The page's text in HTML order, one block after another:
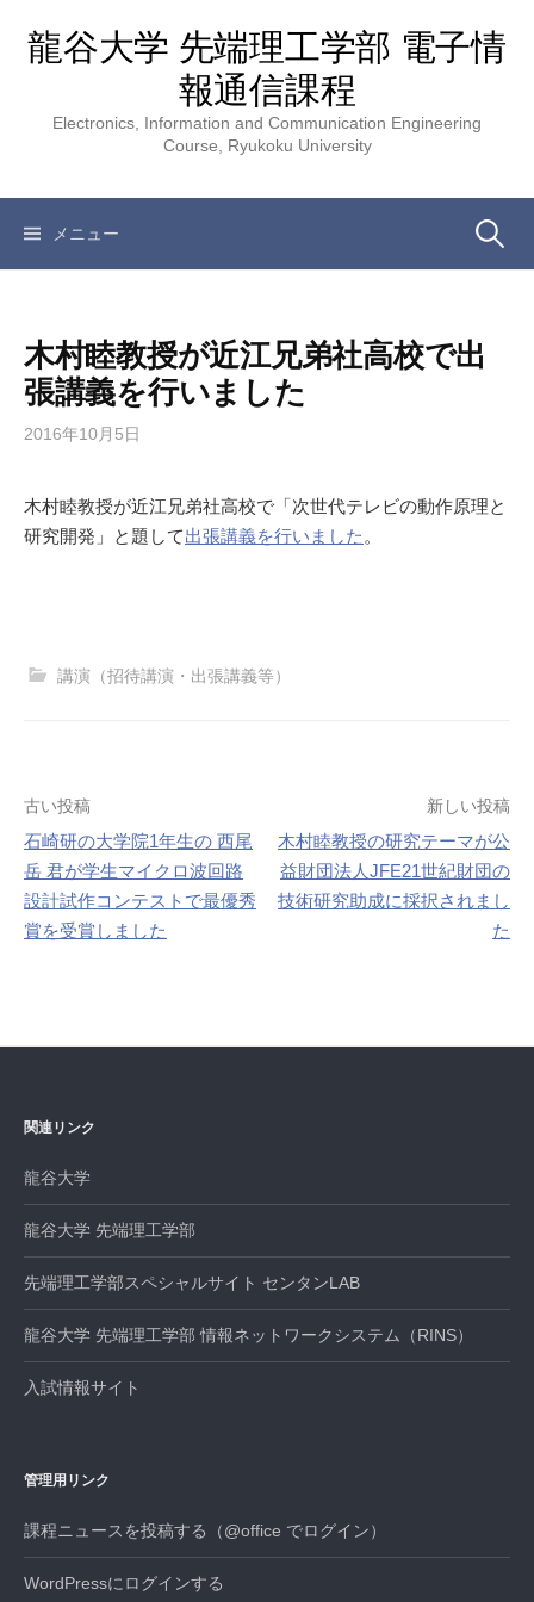
龍谷大学 先端理工学部 電子情
報通信課程
Electronics, Information and Communication Engineering
Course, Ryukoku University
メニュー 検
木村睦教授が近江兄弟社高校で出
張講義を行いました
2016年10月5日
木村睦教授が近江兄弟社高校で「次世代テレビの動作原理と
研究開発」と題して出張講義を行いました 。
講演（招待講演・出張講義等）
投
稿
ナ
ビ
ョ
古い投稿
石崎研の大学院1年生の 西尾
岳 君が学生マイクロ波回路
設計試作コンテストで最優秀
賞を受賞しました
新しい投稿
木村睦教授の研究テーマが公
益財団法人JFE21世紀財団の
技術研究助成に採択されまし
た
関連リンク
龍谷大学
龍谷大学 先端理工学部
先端理工学部スペシャルサイト センタンLAB
龍谷大学 先端理工学部 情報ネットワークシステム（RINS）
入試情報サイト
管理用リンク
課程ニュースを投稿する（@office でログイン）
WordPressにログインする